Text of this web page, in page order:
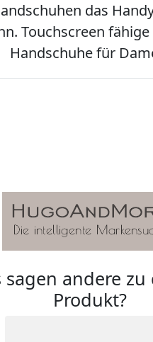
das
Touchscreen
Handschuhe für
sagen andere zu
Produkt?